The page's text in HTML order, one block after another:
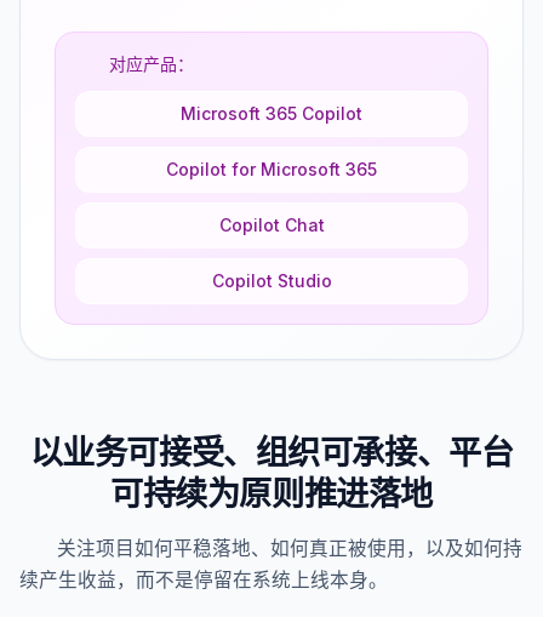
对应产品：
Microsoft 365 Copilot
Copilot for Microsoft 365
Copilot Chat
Copilot Studio
以业务可接受、组织可承接、平台
可持续为原则推进落地
关注项目如何平稳落地、如何真正被使用，以及如何持
续产生收益，而不是停留在系统上线本身。